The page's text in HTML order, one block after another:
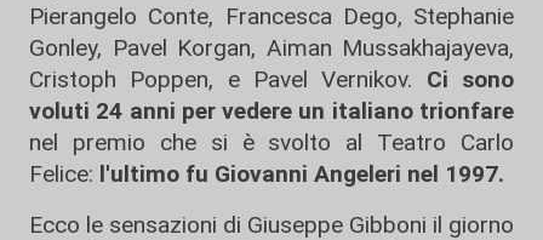
Pierangelo Conte, Francesca Dego, Stephanie
Gonley, Pavel Korgan, Aiman Mussakhajayeva,
Cristoph Poppen, e Pavel Vernikov. Ci sono
voluti 24 anni per vedere un italiano trionfare
nel premio che si è svolto al Teatro Carlo
Felice: l'ultimo fu Giovanni Angeleri nel 1997.
Ecco le sensazioni di Giuseppe Gibboni il giorno